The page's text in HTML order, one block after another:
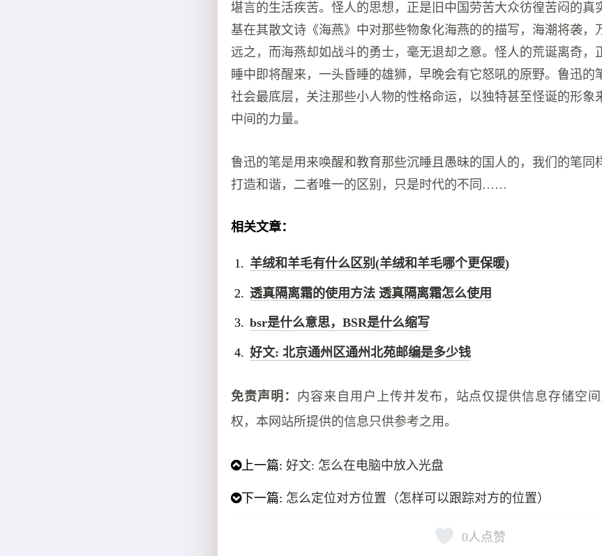
堪言的生活疾苦。怪人的思想，正是旧中国劳苦大众彷徨苦闷的真
基在其散文诗《海燕》中对那些物象化海燕的的描写，海潮将袭，
远之，而海燕却如战斗的勇士，毫无退却之意。怪人的荒诞离奇，
睡中即将醒来，一头昏睡的雄狮，早晚会有它怒吼的原野。鲁迅的
社会最底层，关注那些小人物的性格命运，以独特甚至怪诞的形象
中间的力量。
鲁迅的笔是用来唤醒和教育那些沉睡且愚昧的国人的，我们的笔同
打造和谐，二者唯一的区别，只是时代的不同……
相关文章：
羊绒和羊毛有什么区别(羊绒和羊毛哪个更保暖)
透真隔离霜的使用方法 透真隔离霜怎么使用
bsr是什么意思，BSR是什么缩写
好文: 北京通州区通州北苑邮编是多少钱
免责声明： 内容来自用户上传并发布，站点仅提供信息存储空
权，本网站所提供的信息只供参考之用。
上一篇:好文: 怎么在电脑中放入光盘
下一篇: 怎么定位对方位置（怎样可以跟踪对方的位置）
0人点赞